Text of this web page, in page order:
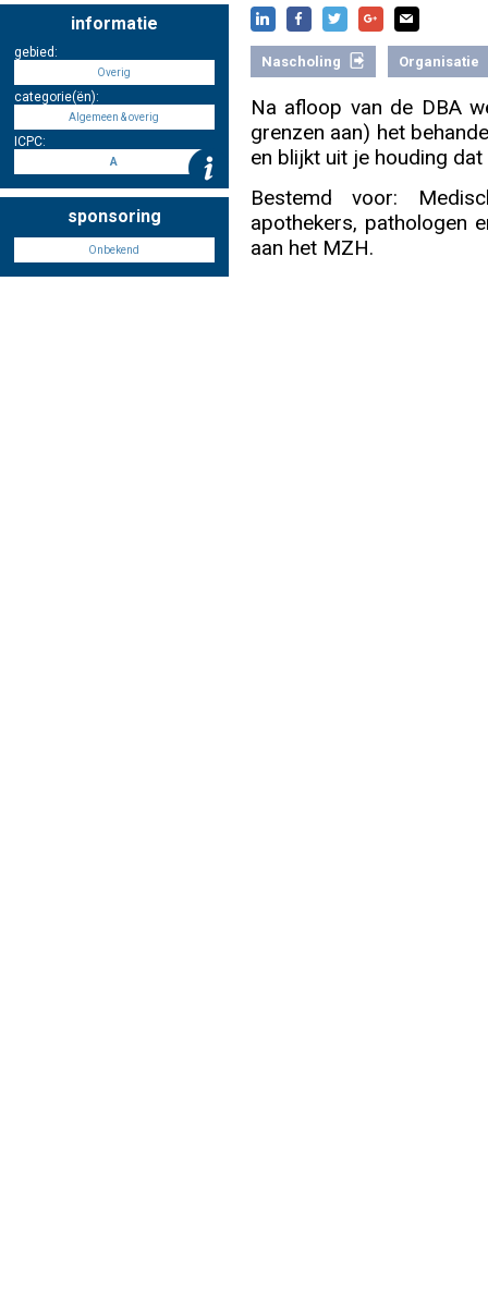
Zoek op kaart
Inloggen
informatie
gebied:
Overig
categorie(ën):
Algemeen & overig
ICPC:
A
sponsoring
Onbekend
Nascholing Organisatie
Na afloop van de DBA
grenzen aan) het
en blijkt uit je houding
Bestemd voor:
apothekers, pathologen
aan het MZH.